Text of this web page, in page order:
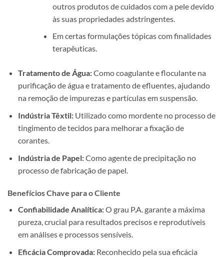
outros produtos de cuidados com a pele devido
às suas propriedades adstringentes.
Em certas formulações tópicas com finalidades
terapêuticas.
Tratamento de Água:Como coagulante e floculante na
purificação de água e tratamento de efluentes, ajudando
na remoção de impurezas e partículas em suspensão.
Indústria Têxtil:Utilizado como mordente no processo de
tingimento de tecidos para melhorar a fixação de
corantes.
Indústria de Papel:Como agente de precipitação no
processo de fabricação de papel.
Benefícios Chave para o Cliente
Confiabilidade Analítica:O grau P.A. garante a máxima
pureza, crucial para resultados precisos e reprodutíveis
em análises e processos sensíveis.
Eficácia Comprovada:Reconhecido pela sua eficácia